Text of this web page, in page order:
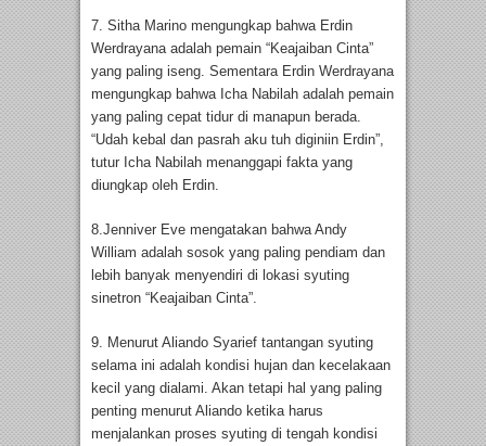
7. Sitha Marino mengungkap bahwa Erdin
Werdrayana adalah pemain “Keajaiban Cinta”
yang paling iseng. Sementara Erdin Werdrayana
mengungkap bahwa Icha Nabilah adalah pemain
yang paling cepat tidur di manapun berada.
“Udah kebal dan pasrah aku tuh diginiin Erdin”,
tutur Icha Nabilah menanggapi fakta yang
diungkap oleh Erdin.
8.Jenniver Eve mengatakan bahwa Andy
William adalah sosok yang paling pendiam dan
lebih banyak menyendiri di lokasi syuting
sinetron “Keajaiban Cinta”.
9. Menurut Aliando Syarief tantangan syuting
selama ini adalah kondisi hujan dan kecelakaan
kecil yang dialami. Akan tetapi hal yang paling
penting menurut Aliando ketika harus
menjalankan proses syuting di tengah kondisi